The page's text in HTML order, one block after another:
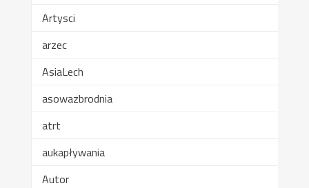
Artysci
arzec
AsiaLech
asowazbrodnia
atrt
aukapływania
Autor